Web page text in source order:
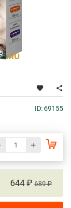
ID: 69155
644 ₽ 689 ₽